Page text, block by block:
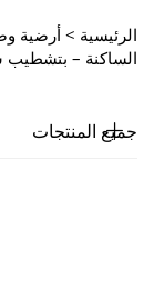
الرئيسية > أرضية
الساكنة – بتشطيب
جميع المنتجات